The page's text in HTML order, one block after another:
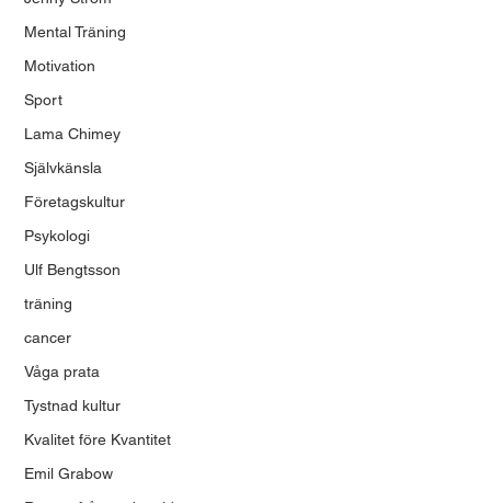
Mental Träning
Motivation
Sport
Lama Chimey
Självkänsla
Företagskultur
Psykologi
Ulf Bengtsson
träning
cancer
Våga prata
Tystnad kultur
Kvalitet före Kvantitet
Emil Grabow